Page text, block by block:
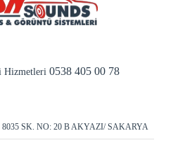
Hizmetleri0538 405 00 78
SK. NO: 20 B AKYAZI/ SAKARYA